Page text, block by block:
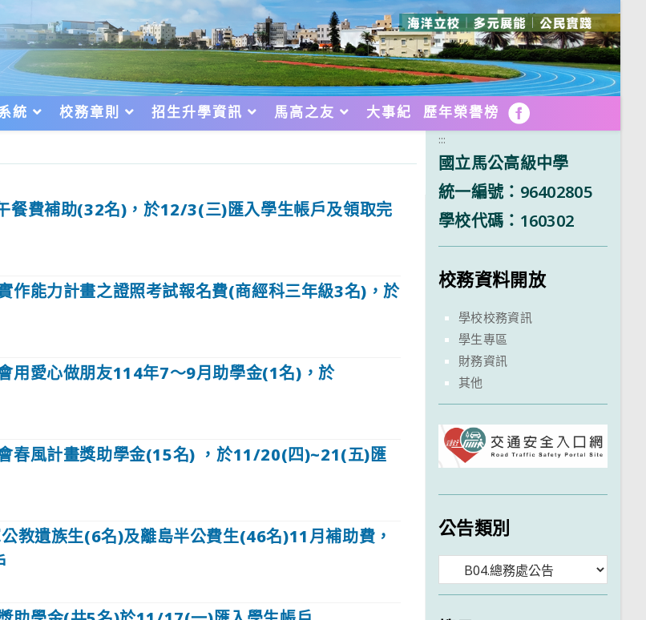
統 校務章則 招生升學資訊 馬高之友 大事紀 歷年榮譽榜 FB
餐費補助(32名)，於12/3(三)匯入學生帳戶及領取完
作能力計畫之證照考試報名費(商經科三年級3名)，於
用愛心做朋友114年7～9月助學金(1名)，於
春風計畫獎助學金(15名) ，於11/20(四)~21(五)匯
教遺族生(6名)及離島半公費生(46名)11月補助費，
:::
國立馬公高級中學
統一編號：96402805
學校代碼：160302
校務資料開放
學校校務資訊
學生專區
財務資訊
其他
公告類別
類